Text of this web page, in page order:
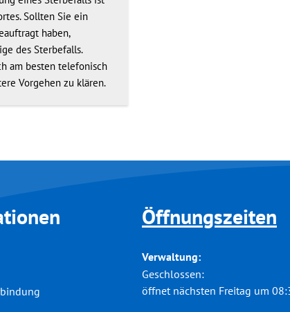
Sollten Sie ein
haben,
des Sterbefalls.
am besten telefonisch
Vorgehen zu klären.
Öffnungszeiten
Verwaltung:
Klicken, um weitere Öffnungs-
Geschlossen:
öffnet nächsten Freitag um